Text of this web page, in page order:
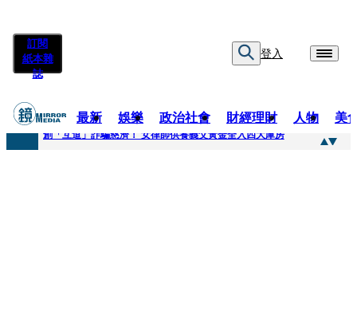
訂閱
紙本雜
誌
登入
最新 娛樂 政治社會 財經理財 人物 美
快訊
創「互道」詐騙慈濟！ 女律師供養義父黃金全入四大庫房